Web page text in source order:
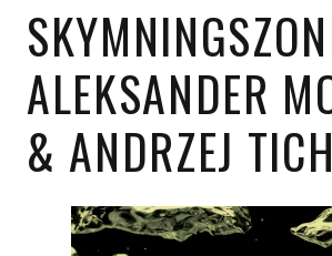
ALEKSANDER
& ANDRZEJ